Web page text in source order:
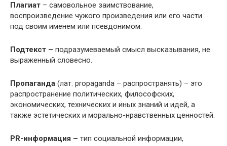
Плагиат – cамовольное заимствование,
воспроизведение чужого произведения или его части
под своим именем или псевдонимом.
Подтекст – подразумеваемый смысл высказывания, не
выраженный словесно.
Пропаганда (лат. propaganda – распространять) – это
распространение политических, философских,
экономических, технических и иных знаний и идей, а
также эстетических и морально-нравственных ценностей.
PR-информация – тип социальной информации,